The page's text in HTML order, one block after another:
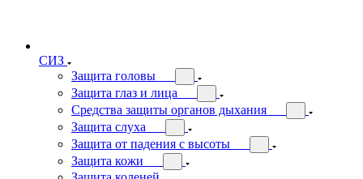
СИЗ
Защита головы
Защита глаз и лица
Средства защиты органов дыхания
Защита слуха
Защита от падения с высоты
Защита кожи